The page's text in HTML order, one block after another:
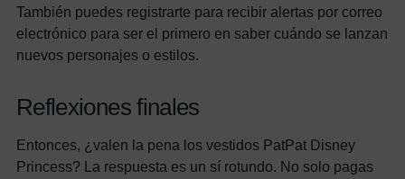
También puedes registrarte para recibir alertas por correo
electrónico para ser el primero en saber cuándo se lanzan
nuevos personajes o estilos.
Reflexiones finales
Entonces, ¿valen la pena los vestidos PatPat Disney
Princess? La respuesta es un sí rotundo. No solo pagas